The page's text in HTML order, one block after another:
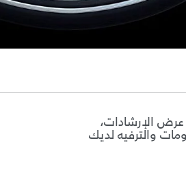
عرض الإرشادات،
والترفيه لديك